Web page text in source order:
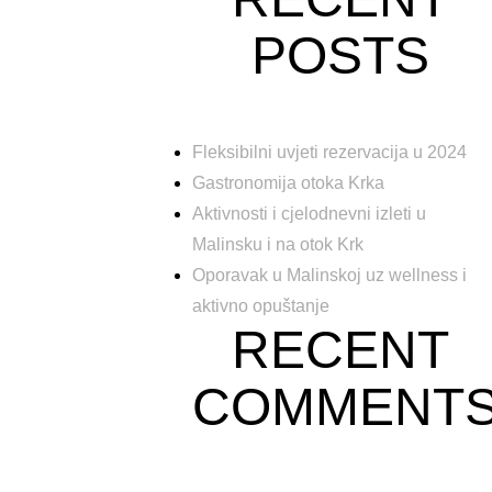
POSTS
Fleksibilni uvjeti rezervacija u 2024
Gastronomija otoka Krka
Aktivnosti i cjelodnevni izleti u
Malinsku i na otok Krk
Oporavak u Malinskoj uz wellness i
aktivno opuštanje
RECENT